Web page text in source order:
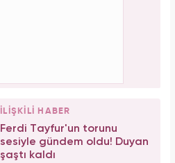
İLİŞKİLİ HABER
Ferdi Tayfur'un torunu
sesiyle gündem oldu! Duyan
şaştı kaldı